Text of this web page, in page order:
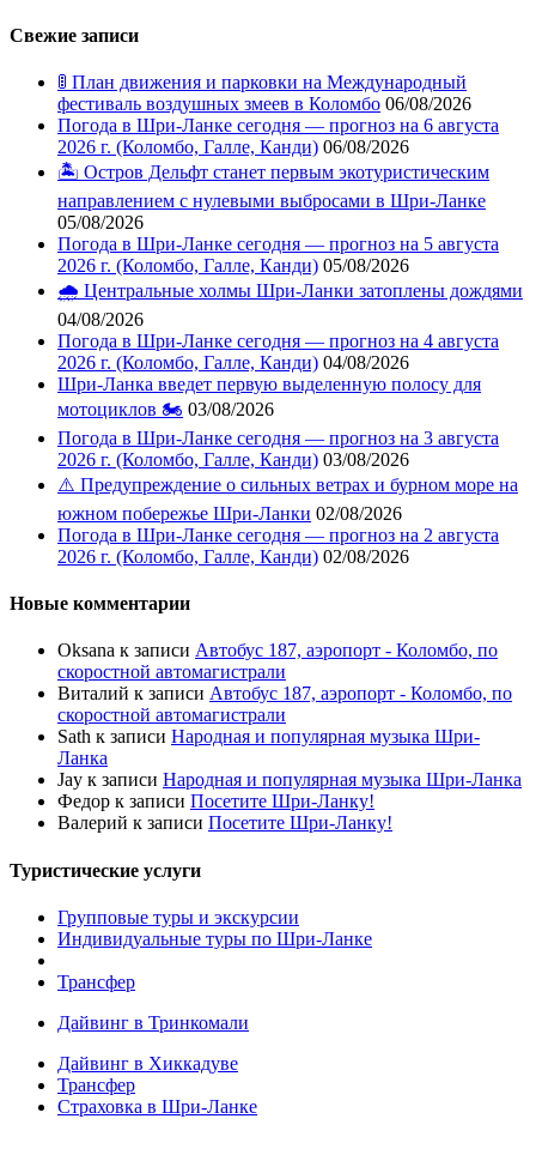
Свежие записи
🚦 План движения и парковки на Международный
фестиваль воздушных змеев в Коломбо 06/08/2026
Погода в Шри-Ланке сегодня — прогноз на 6 августа
2026 г. (Коломбо, Галле, Канди) 06/08/2026
🏝️ Остров Дельфт станет первым экотуристическим
направлением с нулевыми выбросами в Шри-Ланке
05/08/2026
Погода в Шри-Ланке сегодня — прогноз на 5 августа
2026 г. (Коломбо, Галле, Канди) 05/08/2026
🌧️ Центральные холмы Шри-Ланки затоплены дождями
04/08/2026
Погода в Шри-Ланке сегодня — прогноз на 4 августа
2026 г. (Коломбо, Галле, Канди) 04/08/2026
Шри-Ланка введет первую выделенную полосу для
мотоциклов 🏍️ 03/08/2026
Погода в Шри-Ланке сегодня — прогноз на 3 августа
2026 г. (Коломбо, Галле, Канди) 03/08/2026
⚠️ Предупреждение о сильных ветрах и бурном море на
южном побережье Шри-Ланки 02/08/2026
Погода в Шри-Ланке сегодня — прогноз на 2 августа
2026 г. (Коломбо, Галле, Канди) 02/08/2026
Новые комментарии
Oksana к записи Автобус 187, аэропорт - Коломбо, по
скоростной автомагистрали
Виталий к записи Автобус 187, аэропорт - Коломбо, по
скоростной автомагистрали
Sath к записи Народная и популярная музыка Шри-
Ланка
Jay к записи Народная и популярная музыка Шри-Ланка
Федор к записи Посетите Шри-Ланку!
Валерий к записи Посетите Шри-Ланку!
Туристические услуги
Групповые туры и экскурсии
Индивидуальные туры по Шри-Ланке
Трансфер
Дайвинг в Тринкомали
Дайвинг в Хиккадуве
Трансфер
Страховка в Шри-Ланке